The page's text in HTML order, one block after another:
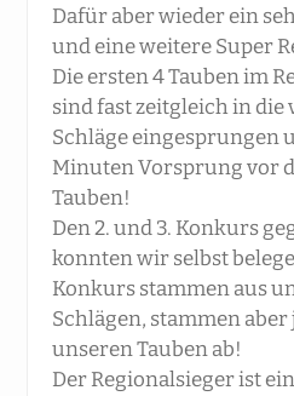
Dafür aber wieder ein
und eine weitere Super
Die ersten 4 Tauben im
sind fast zeitgleich in die
Schläge eingesprungen
Minuten Vorsprung vor
Tauben!
Den 2. und 3. Konkurs
konnten wir selbst
Konkurs stammen aus
Schlägen, stammen
unseren Tauben ab!
Der Regionalsieger ist